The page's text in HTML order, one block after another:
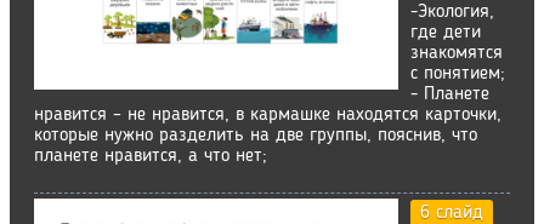
-Экология,
где дети
знакомятся
с понятием;
- Планете
нравится – не нравится, в кармашке находятся карточки,
которые нужно разделить на две группы, пояснив, что
планете нравится, а что нет;
6 слайд